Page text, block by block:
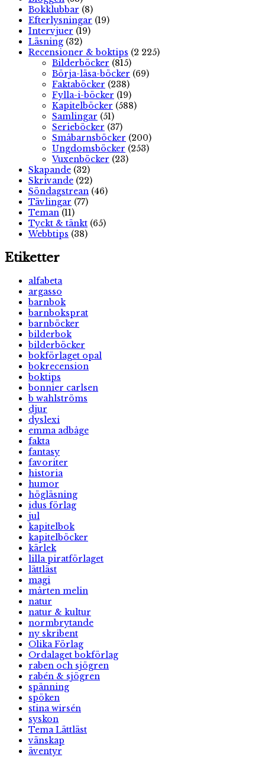
Bokklubbar (8)
Efterlysningar (19)
Intervjuer (19)
Läsning (32)
Recensioner & boktips (2 225)
Bilderböcker (815)
Börja-läsa-böcker (69)
Faktaböcker (238)
Fylla-i-böcker (19)
Kapitelböcker (588)
Samlingar (51)
Serieböcker (37)
Småbarnsböcker (200)
Ungdomsböcker (253)
Vuxenböcker (23)
Skapande (32)
Skrivande (22)
Söndagstrean (46)
Tävlingar (77)
Teman (11)
Tyckt & tänkt (65)
Webbtips (38)
Etiketter
alfabeta
argasso
barnbok
barnboksprat
barnböcker
bilderbok
bilderböcker
bokförlaget opal
bokrecension
boktips
bonnier carlsen
b wahlströms
djur
dyslexi
emma adbåge
fakta
fantasy
favoriter
historia
humor
högläsning
idus förlag
jul
kapitelbok
kapitelböcker
kärlek
lilla piratförlaget
lättläst
magi
mårten melin
natur
natur & kultur
normbrytande
ny skribent
Olika Förlag
Ordalaget bokförlag
raben och sjögren
rabén & sjögren
spänning
spöken
stina wirsén
syskon
Tema Lättläst
vänskap
äventyr